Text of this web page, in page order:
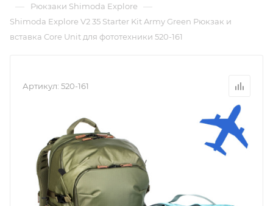
— Рюкзаки Shimoda Explore —
Shimoda Explore V2 35 Starter Kit Army Green Рюкзак и
вставка Core Unit для фототехники 520-161
Артикул: 520-161